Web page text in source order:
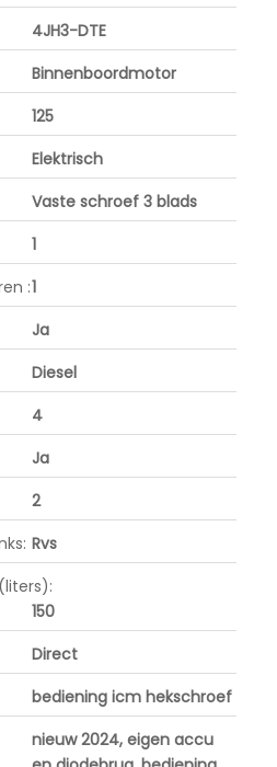
4JH3-DTE
Binnenboordmotor
125
Elektrisch
Vaste schroef 3 blads
1
:1
Ja
Diesel
4
Ja
2
Rvs
150
Direct
bediening icm hekschroef
nieuw 2024, eigen accu